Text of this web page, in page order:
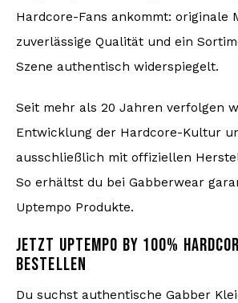
Hardcore-Fans ankommt: originale
zuverlässige Qualität und ein
Szene authentisch widerspiegelt.
Seit mehr als 20 Jahren verfolgen
Entwicklung der Hardcore-Kultur
ausschließlich mit offiziellen
So erhältst du bei Gabberwear
Uptempo Produkte.
JETZT UPTEMPO BY 100%
BESTELLEN
Du suchst authentische Gabber